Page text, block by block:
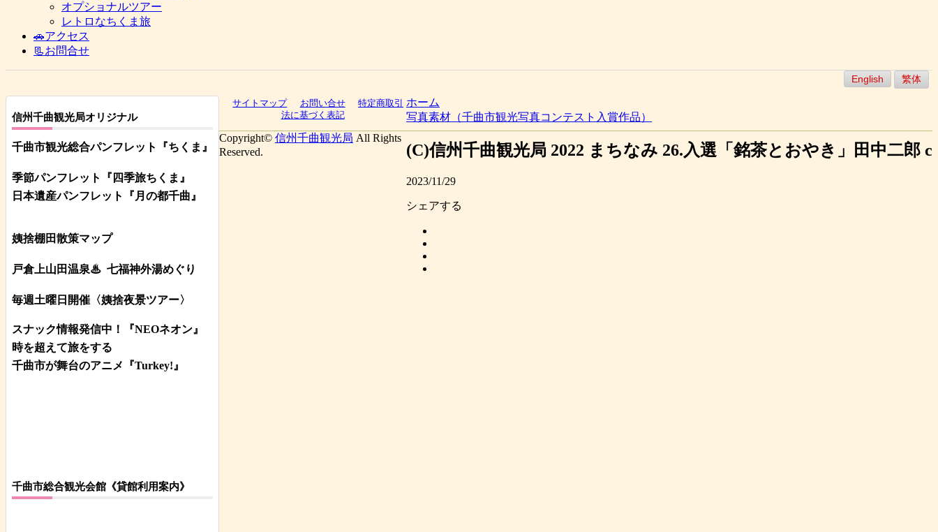
オプショナルツアー
レトロなちくま旅
🚗アクセス
📃お問合せ
English 繁体
ホーム
写真素材（千曲市観光写真コンテスト入賞作品）
(C)信州千曲観光局 2022 まちなみ 26.入選「銘茶とおやき」田中二郎 c
2023/11/29
シェアする
信州千曲観光局オリジナル
千曲市観光総合パンフレット 『ちくま』
季節パンフレット『四季旅ちくま』
日本遺産パンフレット
『月の都千曲』
姨捨棚田散策マップ
戸倉上山田温泉♨ 七福神外湯めぐり
毎週土曜日開催〈姨捨夜景ツアー〉
スナック情報発信中！『NEOネオン』
時を超えて旅をする
千曲市が舞台のアニメ『Turkey!』
千曲市総合観光会館《貸館利用案内》
サイトマップ お問い合せ
特定商取引
法に基づく表記
Copyright© 信州千曲観光局 All Rights
Reserved.